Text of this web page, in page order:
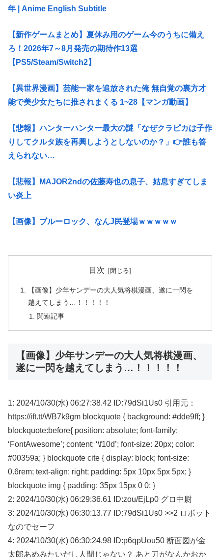
年 | Anime English Subtitle
【新作ゲームまとめ】夏休み用のゲーム今のうちに備え
ろ！2026年7～8月発売の期待作13選
【PS5/Steam/Switch2】
【異世界漫画】芸能一家を追放された俺 無自覚の裏方才
能で美少女たちに推されまくる 1~28【マンガ動画】
【悲報】ハンターハンター最大の謎「なぜクラピカは子作
りしてクルタ族を再興しようとしないのか？」👉️誰も答
えられない…
【悲報】MAJOR2ndの佐藤寿也の息子、姑息すぎてしま
い炎上
【画像】ブルーロック、なんJ民登場ｗｗｗｗｗ
目次
【画像】少年サンデーの大人気将棋漫画、遂に一閃を
越えてしまう…！！！！！
関連記事
【画像】少年サンデーの大人気将棋漫画、
遂に一閃を越えてしまう…！！！！！
1: 2024/10/30(水) 06:27:38.42 ID:79dSi1Us0 引用元：
https://ift.tt/WB7k9gm blockquote { background: #dde9ff; }
blockquote:before{ position: absolute; font-family:
‘FontAwesome’; content: ‘\f10d’; font-size: 20px; color:
#00359a; } blockquote cite { display: block; font-size:
0.6rem; text-align: right; padding: 5px 10px 5px 5px; }
blockquote img { padding: 35px 15px 0 0; }
2: 2024/10/30(水) 06:29:36.61 ID:zou/EjLp0 グロ中尉
3: 2024/10/30(水) 06:30:13.77 ID:79dSi1Us0 >>2 ロボット
なのでセーフ
4: 2024/10/30(水) 06:30:24.98 ID:p6qpUou50 断面図が金
太郎あめみたいだし人間じゃない？ あと刀がなんかおか